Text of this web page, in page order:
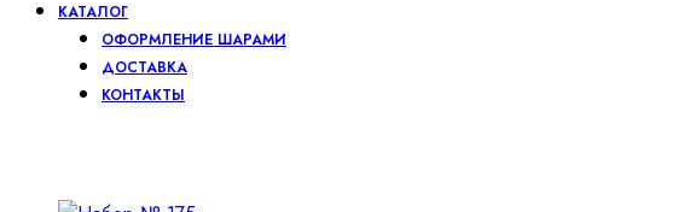
КАТАЛОГ
ОФОРМЛЕНИЕ ШАРАМИ
ДОСТАВКА
КОНТАКТЫ